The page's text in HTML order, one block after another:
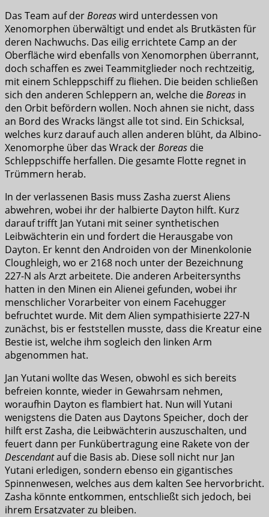
Das Team auf derBoreaswird unterdessen von
Xenomorphen überwältigt und endet als Brutkästen für
deren Nachwuchs. Das eilig errichtete Camp an der
Oberfläche wird ebenfalls von Xenomorphen überrannt,
doch schaffen es zwei Teammitglieder noch rechtzeitig,
mit einem Schleppschiff zu fliehen. Die beiden schließen
sich den anderen Schleppern an, welche dieBoreas in
den Orbit befördern wollen. Noch ahnen sie nicht, dass
an Bord des Wracks längst alle tot sind. Ein Schicksal,
welches kurz darauf auch allen anderen blüht, da Albino-
Xenomorphe über das Wrack derBoreas die
Schleppschiffe herfallen. Die gesamte Flotte regnet in
Trümmern herab.
In der verlassenen Basis muss Zasha zuerst Aliens
abwehren, wobei ihr der halbierte Dayton hilft. Kurz
darauf trifft Jan Yutani mit seiner synthetischen
Leibwächterin ein und fordert die Herausgabe von
Dayton. Er kennt den Androiden von der Minenkolonie
Cloughleigh, wo er 2168 noch unter der Bezeichnung
227-N als Arzt arbeitete. Die anderen Arbeitersynths
hatten in den Minen ein Alienei gefunden, wobei ihr
menschlicher Vorarbeiter von einem Facehugger
befruchtet wurde. Mit dem Alien sympathisierte 227-N
zunächst, bis er feststellen musste, dass die Kreatur eine
Bestie ist, welche ihm sogleich den linken Arm
abgenommen hat.
Jan Yutani wollte das Wesen, obwohl es sich bereits
befreien konnte, wieder in Gewahrsam nehmen,
woraufhin Dayton es flambiert hat. Nun will Yutani
wenigstens die Daten aus Daytons Speicher, doch der
hilft erst Zasha, die Leibwächterin auszuschalten, und
feuert dann per Funkübertragung eine Rakete von der
Descendantauf die Basis ab. Diese soll nicht nur Jan
Yutani erledigen, sondern ebenso ein gigantisches
Spinnenwesen, welches aus dem kalten See hervorbricht.
Zasha könnte entkommen, entschließt sich jedoch, bei
ihrem Ersatzvater zu bleiben.